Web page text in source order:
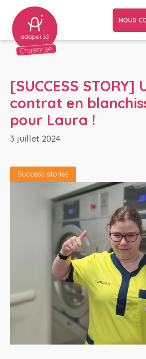
NOUS
[SUCCESS STORY]
contrat en
pour Laura !
3 juillet 2024
Success stories